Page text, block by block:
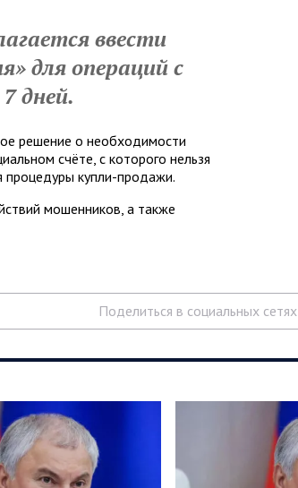
ввести
для операций с
дней.
решение о необходимости
счёте, с которого нельзя
процедуры купли-продажи.
мошенников, а также
Поделиться в социальных сетях